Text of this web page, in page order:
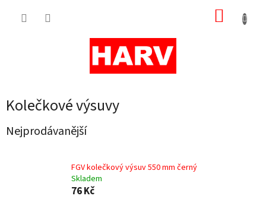
Kolečkové výsuvy
Nejprodávanější
FGV kolečkový výsuv 550 mm černý
Skladem
76 Kč